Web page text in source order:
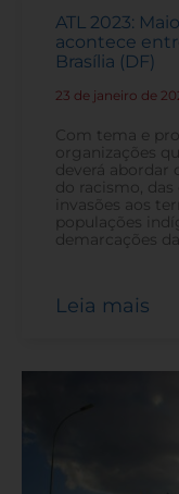
ATL 2023:
acontece
Brasília (DF)
23 de janeiro de
Com tema e
organizações
deverá abordar
do racismo,
invasões aos
populações
demarcações
Leia mais